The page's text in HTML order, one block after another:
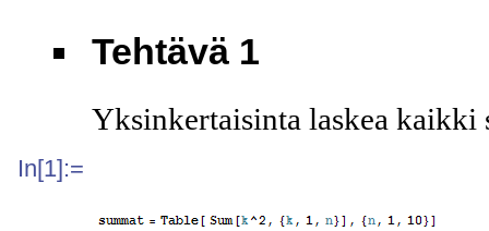
Tehtävä 1
Yksinkertaisinta laskea
In[1]:=